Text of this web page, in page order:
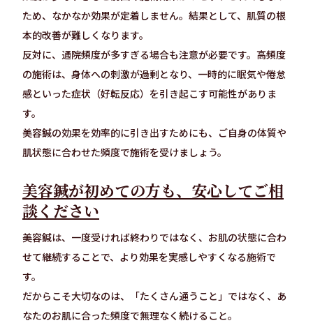
ため、なかなか効果が定着しません。結果として、肌質の根
本的改善が難しくなります。
反対に、通院頻度が多すぎる場合も注意が必要です。高頻度
の施術は、身体への刺激が過剰となり、一時的に眠気や倦怠
感といった症状（好転反応）を引き起こす可能性がありま
す。
美容鍼の効果を効率的に引き出すためにも、ご自身の体質や
肌状態に合わせた頻度で施術を受けましょう。
美容鍼が初めての方も、安心してご相
談ください
美容鍼は、一度受ければ終わりではなく、お肌の状態に合わ
せて継続することで、より効果を実感しやすくなる施術で
す。
だからこそ大切なのは、「たくさん通うこと」ではなく、あ
なたのお肌に合った頻度で無理なく続けること。